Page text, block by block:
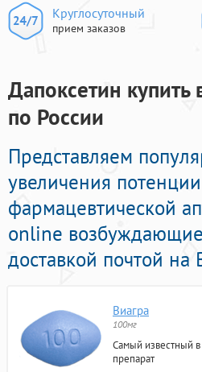
Круглосуточный
прием заказов
Дапоксетин купить
по России
Представляем
увеличения
фармацевтической
online
доставкой почтой на
Виагра
100мг
Самый известный
препарат